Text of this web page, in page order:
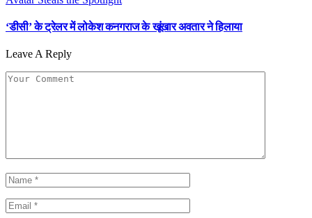
‘डीसी’ के ट्रेलर में लोकेश कनगराज के खूंखार अवतार ने हिलाया
Leave A Reply